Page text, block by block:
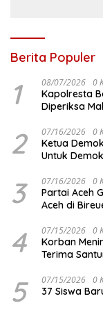
Berita Populer
1 08/07/2026 0
Kapolresta
Diperiksa
2 07/16/2026 0
Ketua
Untuk
3 07/16/2026 0
Partai Aceh
Aceh di
4 07/15/2026 0
Korban
Terima
5 07/15/2026 0
37 Siswa